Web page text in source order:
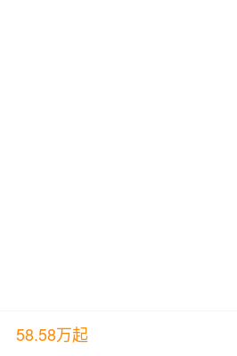
58.58万起